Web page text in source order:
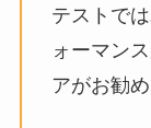
テストで
ォーマン
アがお勧め